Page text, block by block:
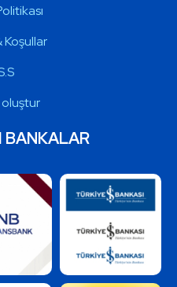
Koşullar